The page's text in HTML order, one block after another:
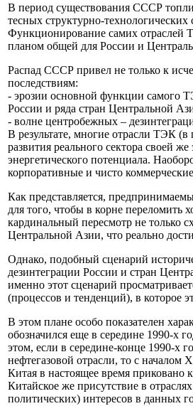
В период существования СССР
тесных структурно-
Функционирование самих отраслей
планом общей для России и
Распад СССР привел не только к
последствиям:
- эрозии основной функции самого
России и ряда стран Центральной
- волне центробежных –
В результате, многие отрасли ТЭК
развития реального сектора своей
энергетического потенциала.
корпоративные и чисто
Как представляется,
для того, чтобы в корне переломить
кардинальный пересмотр не только
Центральной Азии, что реально
Однако, подобный сценарий
дезинтеграции России и стран
именно этот сценарий
(процессов и тенденций), в которое
В этом плане особо показателен
обозначился еще в середине 1990-х
этом, если в середине-конце 1990-х
нефтегазовой отрасли, то с началом
Китая в настоящее время приковано
Китайское же присутствие в
политических) интересов в данных